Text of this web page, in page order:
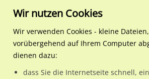
Regionale Plakatwerbung Bayern
Wir nutzen Cookies
Wir verwenden Cookies - kleine
vorübergehend auf Ihrem Computer
dienen dazu:
dass Sie die Internetseite schnell,